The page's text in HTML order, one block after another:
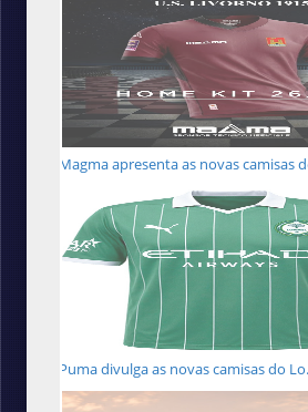
Magma apresenta as novas camisas
Puma divulga as novas camisas do